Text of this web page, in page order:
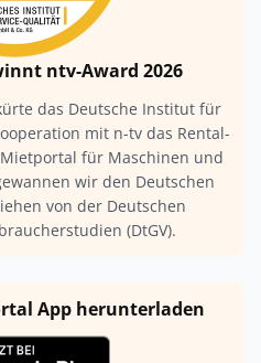
ntv-Award 2026
das Deutsche Institut für
mit n-tv das Rental-
für Maschinen und
wir den Deutschen
von der Deutschen
(DtGV).
App herunterladen